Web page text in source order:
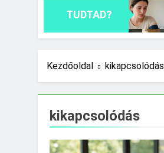
TUDTAD?
Kezdőoldal kikapcsolódás
kikapcsolódás